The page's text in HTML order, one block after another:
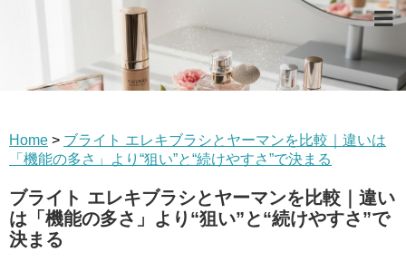
Home > ブライト エレキブラシとヤーマンを比較｜違いは
「機能の多さ」より“狙い”と“続けやすさ”で決まる
ブライト エレキブラシとヤーマンを比較｜違い
は「機能の多さ」より“狙い”と“続けやすさ”で
決まる